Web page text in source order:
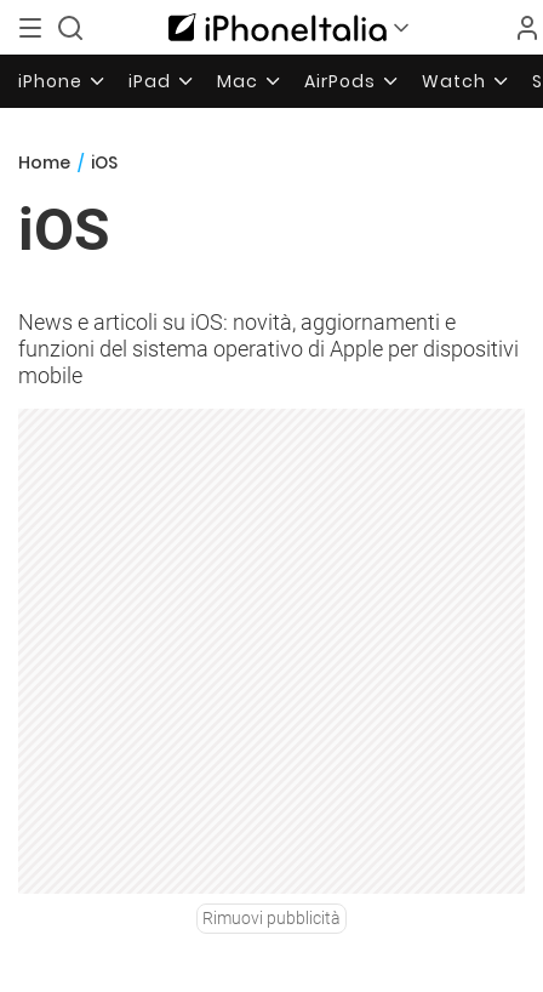
iPhone iPad Mac AirPods Watch
Home / iOS
iOS
News e articoli su iOS: novità, aggiornamenti e
funzioni del sistema operativo di Apple per dispositivi
mobile
Rimuovi pubblicità